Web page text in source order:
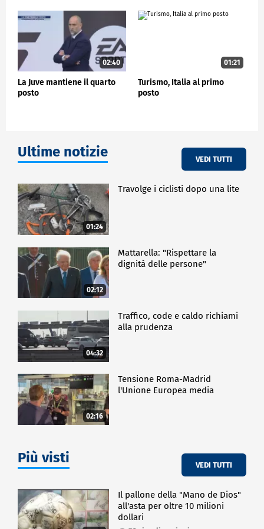
capolavoro: la destinazione privilegiata per tutti
coloro che cercano un sogno tra storia e fantasia, tra
antichità e futuro".
POLITICA 02:40
La Juve mantiene il quarto
posto
01:21
Turismo, Italia al primo
posto
Ultime notizie VEDI TUTTI
01:24
Travolge i ciclisti dopo una lite
02:12
Mattarella: "Rispettare la
dignità delle persone"
04:32
Traffico, code e caldo richiami
alla prudenza
02:16
Tensione Roma-Madrid
l'Unione Europea media
Più visti VEDI TUTTI
Il pallone della "Mano de Dios"
all'asta per oltre 10 milioni
dollari